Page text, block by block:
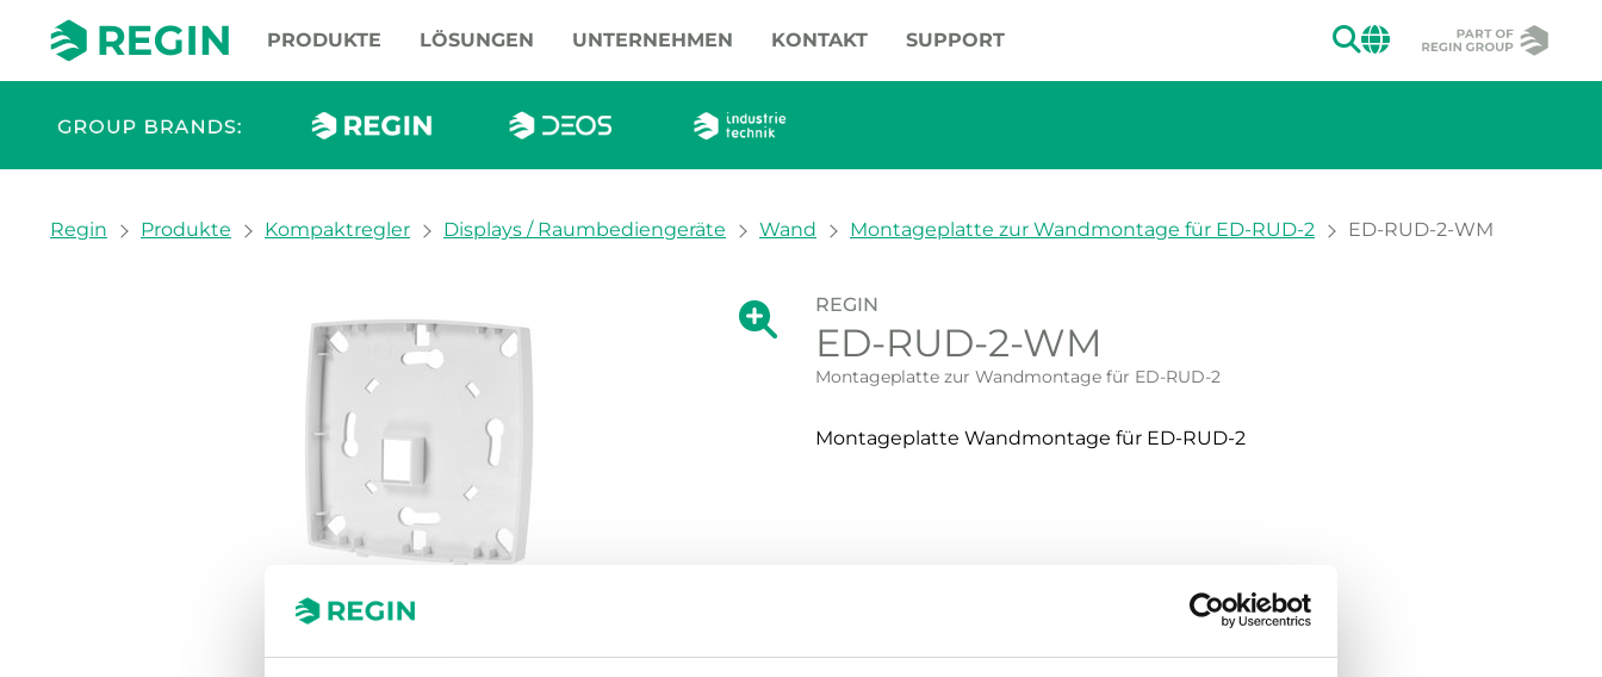
PRODUKTE LÖSUNGEN UNTERNEHMEN KONTAKT SUPPORT SUCHEN
CHANGE
You are here:
Regin Produkte Kompaktregler Displays / Raumbediengeräte Wand Montageplatte zur Wandmontage für ED-RUD-2 ED-RUD-2-WM
Zeige große Version des Bildes.
Zeige große Version des Bildes.
REGIN
ED-RUD-2-WM
Montageplatte zur Wandmontage für ED-RUD-2
Montageplatte Wandmontage für ED-RUD-2